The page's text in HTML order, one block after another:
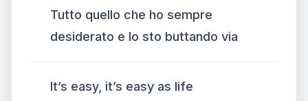
Tutto quello che ho sempre
desiderato e lo sto buttando via
It’s easy, it’s easy as life